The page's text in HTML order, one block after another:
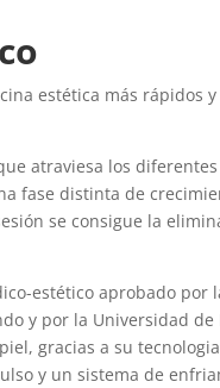
estética más rápidos
atraviesa los
fase distinta de
se consigue la
estético aprobado por
y por la Universidad
gracias a su
y un sistema de